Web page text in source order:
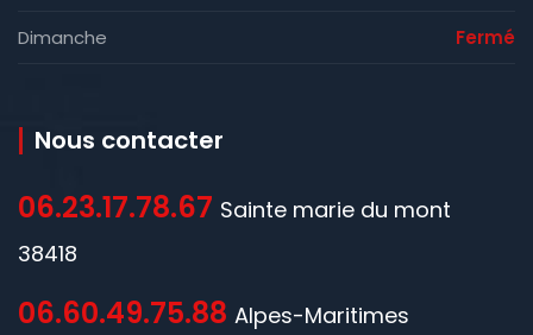
Dimanche Fermé
Nous contacter
06.23.17.78.67 Sainte marie du mont
38418
06.60.49.75.88 Alpes-Maritimes